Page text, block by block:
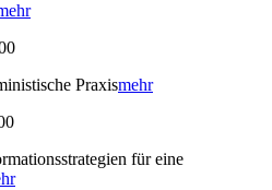
Praxismehr
für eine